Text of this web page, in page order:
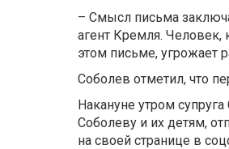
– Смысл письма
агент Кремля.
этом письме, угрожает
Соболев отметил, что
Накануне утром
Соболеву и их детям,
на своей странице в